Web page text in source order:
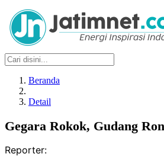
Beranda
Detail
Gegara Rokok, Gudang
Reporter: